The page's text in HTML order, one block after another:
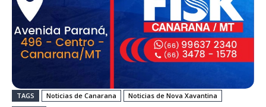
TAGS Noticias de Canarana
Noticias de Nova Xavantina